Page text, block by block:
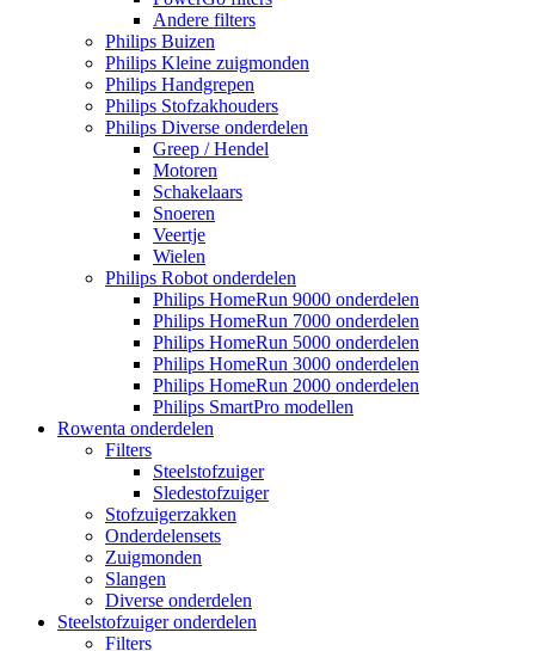
Andere filters
Philips Buizen
Philips Kleine zuigmonden
Philips Handgrepen
Philips Stofzakhouders
Philips Diverse onderdelen
Greep / Hendel
Motoren
Schakelaars
Snoeren
Veertje
Wielen
Philips Robot onderdelen
Philips HomeRun 9000 onderdelen
Philips HomeRun 7000 onderdelen
Philips HomeRun 5000 onderdelen
Philips HomeRun 3000 onderdelen
Philips HomeRun 2000 onderdelen
Philips SmartPro modellen
Rowenta onderdelen
Filters
Steelstofzuiger
Sledestofzuiger
Stofzuigerzakken
Onderdelensets
Zuigmonden
Slangen
Diverse onderdelen
Steelstofzuiger onderdelen
Filters